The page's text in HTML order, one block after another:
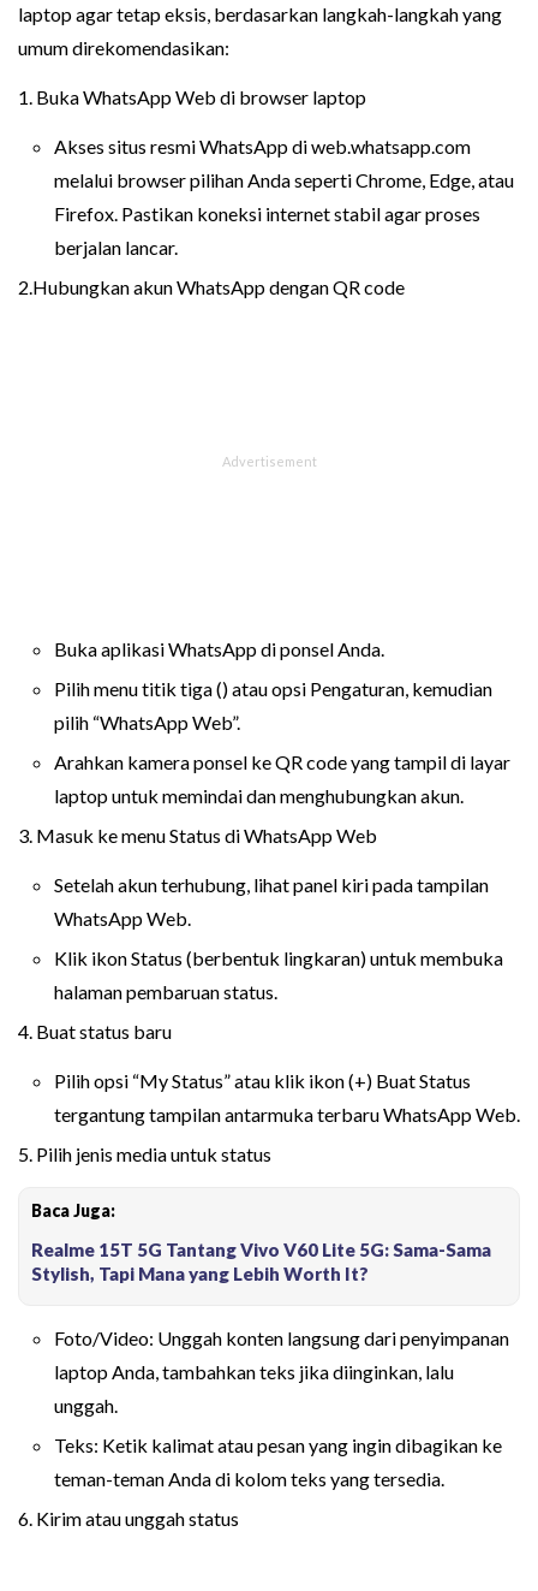
laptop agar tetap eksis, berdasarkan langkah-langkah yang
umum direkomendasikan:
1. Buka WhatsApp Web di browser laptop
Akses situs resmi WhatsApp di web.whatsapp.com
melalui browser pilihan Anda seperti Chrome, Edge, atau
Firefox. Pastikan koneksi internet stabil agar proses
berjalan lancar.
2.Hubungkan akun WhatsApp dengan QR code
Buka aplikasi WhatsApp di ponsel Anda.
Pilih menu titik tiga () atau opsi Pengaturan, kemudian
pilih “WhatsApp Web”.
Arahkan kamera ponsel ke QR code yang tampil di layar
laptop untuk memindai dan menghubungkan akun.
3. Masuk ke menu Status di WhatsApp Web
Setelah akun terhubung, lihat panel kiri pada tampilan
WhatsApp Web.
Klik ikon Status (berbentuk lingkaran) untuk membuka
halaman pembaruan status.
4. Buat status baru
Pilih opsi “My Status” atau klik ikon (+) Buat Status
tergantung tampilan antarmuka terbaru WhatsApp Web.
5. Pilih jenis media untuk status
Baca Juga:
Realme 15T 5G Tantang Vivo V60 Lite 5G: Sama-Sama
Stylish, Tapi Mana yang Lebih Worth It?
Foto/Video: Unggah konten langsung dari penyimpanan
laptop Anda, tambahkan teks jika diinginkan, lalu
unggah.
Teks: Ketik kalimat atau pesan yang ingin dibagikan ke
teman-teman Anda di kolom teks yang tersedia.
6. Kirim atau unggah status